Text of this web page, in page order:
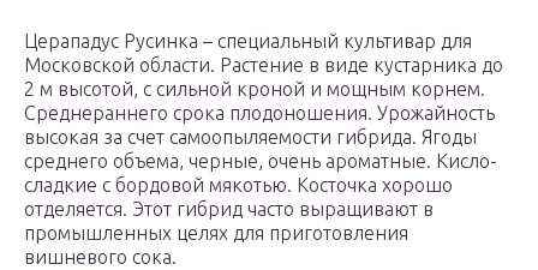
Церападус Русинка – специальный культивар для
Московской области. Растение в виде кустарника до
2 м высотой, с сильной кроной и мощным корнем.
Среднераннего срока плодоношения. Урожайность
высокая за счет самоопыляемости гибрида. Ягоды
среднего объема, черные, очень ароматные. Кисло-
сладкие с бордовой мякотью. Косточка хорошо
отделяется. Этот гибрид часто выращивают в
промышленных целях для приготовления
вишневого сока.